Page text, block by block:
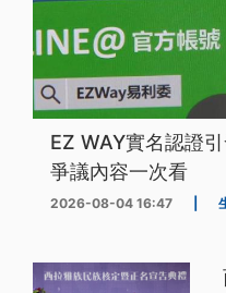
EZ WAY實名認證
爭議內容一次看
2026-08-04 16:47